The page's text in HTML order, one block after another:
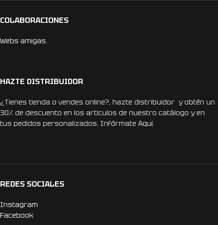
COLABORACIONES
Webs amigas.
HAZTE DISTRIBUIDOR
¿Tienes tienda o vendes online?, hazte distribuidor y obtén un
30% de descuento en los artículos de nuestro catálogo y en
tus pedidos personalizados. Infórmate Aquí.
REDES SOCIALES
Instagram
Facebook